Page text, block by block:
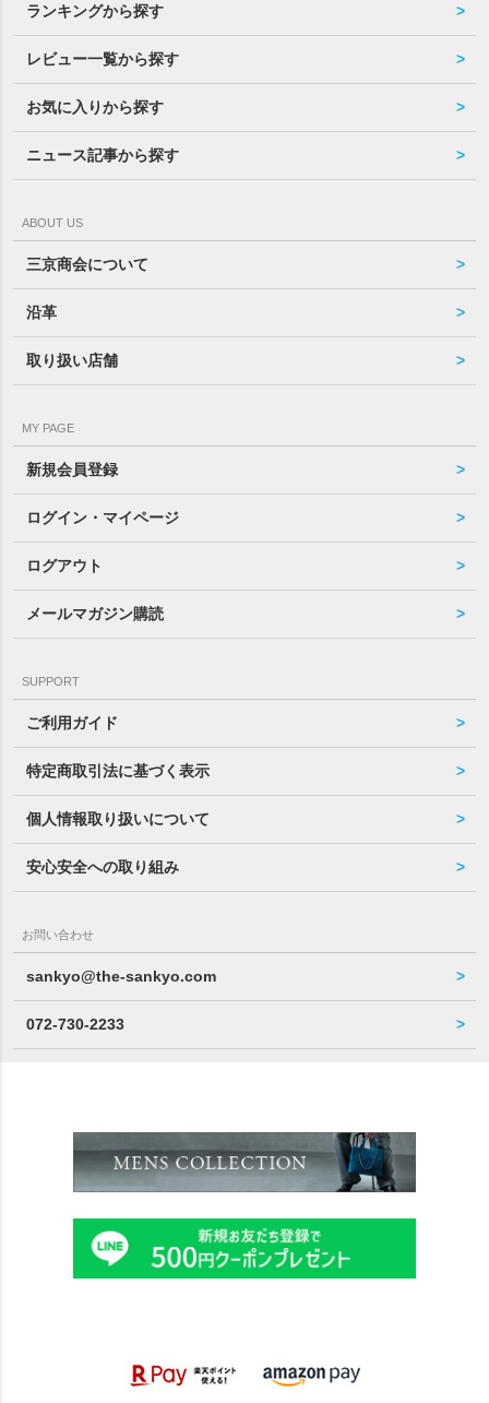
ランキングから探す
レビュー一覧から探す
お気に入りから探す
ニュース記事から探す
ABOUT US
三京商会について
沿革
取り扱い店舗
MY PAGE
新規会員登録
ログイン・マイページ
ログアウト
メールマガジン購読
SUPPORT
ご利用ガイド
特定商取引法に基づく表示
個人情報取り扱いについて
安心安全への取り組み
お問い合わせ
sankyo@the-sankyo.com
072-730-2233